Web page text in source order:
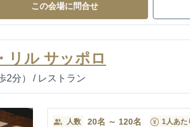
この会場に問合せ
リル サッポロ
2分） / レストラン
人数 20名 ～ 120名 1人あた